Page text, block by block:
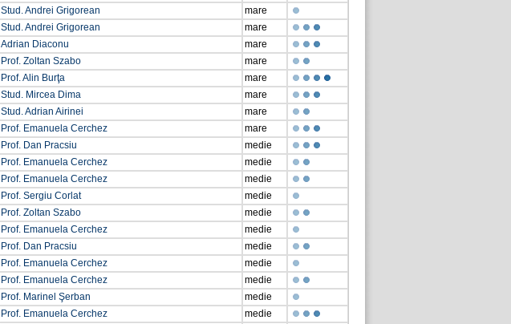
Stud. Andrei Grigorean
mare
Stud. Andrei Grigorean
mare
Adrian Diaconu
mare
Prof. Zoltan Szabo
mare
Prof. Alin Burţa
mare
Stud. Mircea Dima
mare
Stud. Adrian Airinei
mare
Prof. Emanuela Cerchez
mare
Prof. Dan Pracsiu
medie
Prof. Emanuela Cerchez
medie
Prof. Emanuela Cerchez
medie
Prof. Sergiu Corlat
medie
Prof. Zoltan Szabo
medie
Prof. Emanuela Cerchez
medie
Prof. Dan Pracsiu
medie
Prof. Emanuela Cerchez
medie
Prof. Emanuela Cerchez
medie
Prof. Marinel Şerban
medie
Prof. Emanuela Cerchez
medie